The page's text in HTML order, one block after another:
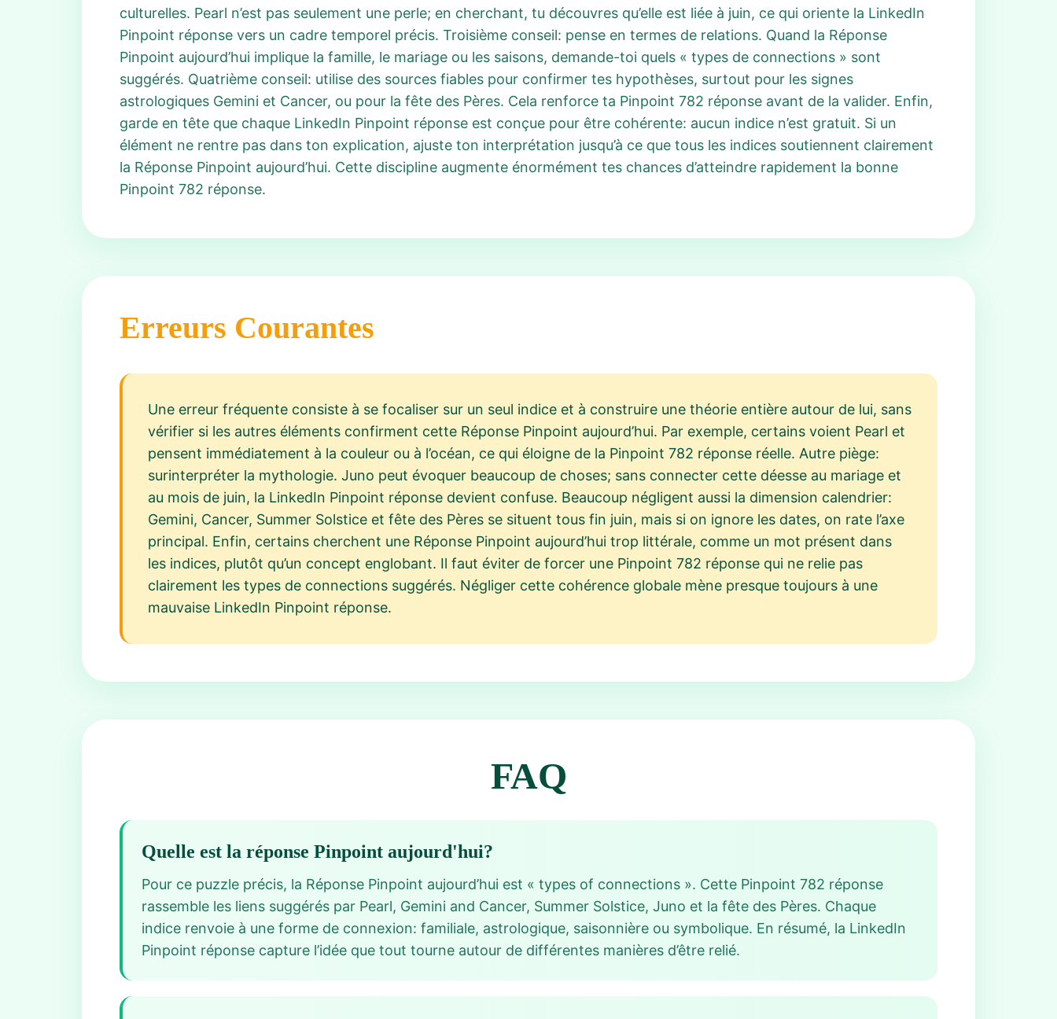
culturelles. Pearl n’est pas seulement une perle; en cherchant, tu découvres qu’elle est liée à juin, ce qui oriente la LinkedIn
Pinpoint réponse vers un cadre temporel précis. Troisième conseil: pense en termes de relations. Quand la Réponse
Pinpoint aujourd’hui implique la famille, le mariage ou les saisons, demande-toi quels « types de connections » sont
suggérés. Quatrième conseil: utilise des sources fiables pour confirmer tes hypothèses, surtout pour les signes
astrologiques Gemini et Cancer, ou pour la fête des Pères. Cela renforce ta Pinpoint 782 réponse avant de la valider. Enfin,
garde en tête que chaque LinkedIn Pinpoint réponse est conçue pour être cohérente: aucun indice n’est gratuit. Si un
élément ne rentre pas dans ton explication, ajuste ton interprétation jusqu’à ce que tous les indices soutiennent clairement
la Réponse Pinpoint aujourd’hui. Cette discipline augmente énormément tes chances d’atteindre rapidement la bonne
Pinpoint 782 réponse.
Erreurs Courantes
Une erreur fréquente consiste à se focaliser sur un seul indice et à construire une théorie entière autour de lui, sans
vérifier si les autres éléments confirment cette Réponse Pinpoint aujourd’hui. Par exemple, certains voient Pearl et
pensent immédiatement à la couleur ou à l’océan, ce qui éloigne de la Pinpoint 782 réponse réelle. Autre piège:
surinterpréter la mythologie. Juno peut évoquer beaucoup de choses; sans connecter cette déesse au mariage et
au mois de juin, la LinkedIn Pinpoint réponse devient confuse. Beaucoup négligent aussi la dimension calendrier:
Gemini, Cancer, Summer Solstice et fête des Pères se situent tous fin juin, mais si on ignore les dates, on rate l’axe
principal. Enfin, certains cherchent une Réponse Pinpoint aujourd’hui trop littérale, comme un mot présent dans
les indices, plutôt qu’un concept englobant. Il faut éviter de forcer une Pinpoint 782 réponse qui ne relie pas
clairement les types de connections suggérés. Négliger cette cohérence globale mène presque toujours à une
mauvaise LinkedIn Pinpoint réponse.
FAQ
Quelle est la réponse Pinpoint aujourd'hui?
Pour ce puzzle précis, la Réponse Pinpoint aujourd’hui est « types of connections ». Cette Pinpoint 782 réponse
rassemble les liens suggérés par Pearl, Gemini and Cancer, Summer Solstice, Juno et la fête des Pères. Chaque
indice renvoie à une forme de connexion: familiale, astrologique, saisonnière ou symbolique. En résumé, la LinkedIn
Pinpoint réponse capture l’idée que tout tourne autour de différentes manières d’être relié.